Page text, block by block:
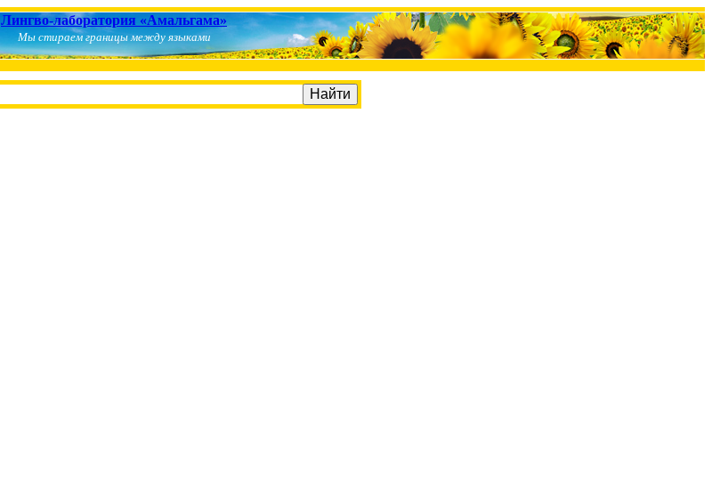
Лингво-лаборатория «Амальгама»
Мы стираем границы между языками